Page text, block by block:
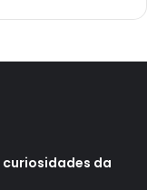
da